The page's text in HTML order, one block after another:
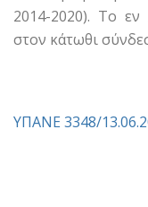
2014-2020). Το εν
στον κάτωθι
ΥΠΑΝΕ 3348/